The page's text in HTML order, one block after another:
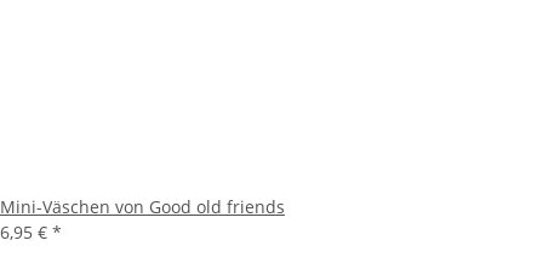
Mini-Väschen von Good old friends
6,95 € *